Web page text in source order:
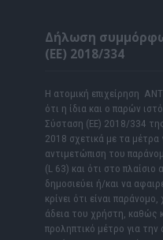
Δήλωση
(ΕΕ) 2018/334
Η ατομική επιχείρηση
ότι η ίδια και ο παρών
Σύσταση (ΕΕ) 2018/334
2018 σχετικά με τα μέτρα
αντιμετώπιση του
(L 63) και ότι στο
δημοσιεύει ή/και να
κρίνει ότι είναι
άδεια του χρήστη, καθώς
προληπτικό μέτρο για